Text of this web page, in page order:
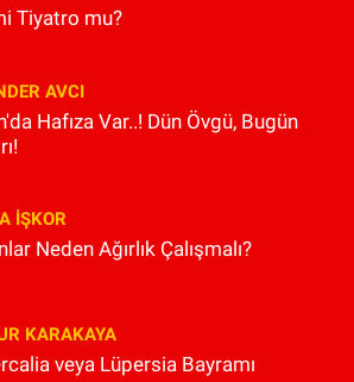
Tiyatro mu?
AVCI
Hafıza Var..! Dün Övgü, Bugün
İŞKOR
Neden Ağırlık Çalışmalı?
KARAKAYA
veya Lüpersia Bayramı